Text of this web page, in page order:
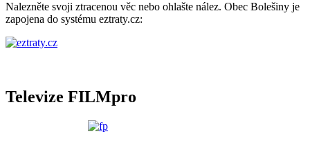
Nalezněte svoji ztracenou věc nebo ohlašte nález. Obec Bolešiny je
zapojena do systému eztraty.cz:
Televize FILMpro